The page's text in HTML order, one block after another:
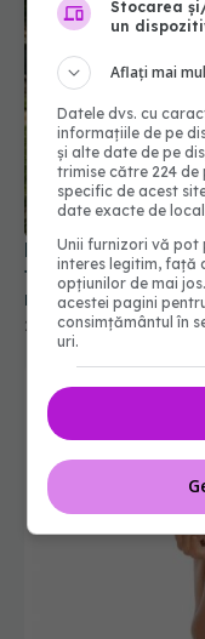
Ministerul
fântâni după
mare
22 iul 2026, 09:38
Paracetamol
și când se ia
Stocarea
un
Aflați mai
Datele dvs. cu
informațiile de pe
și alte date de pe
trimise către 224
specific de acest
date exacte de
Unii furnizori vă pot
interes legitim, față
opțiunilor de mai
acestei pagini
consimțământul în
uri.